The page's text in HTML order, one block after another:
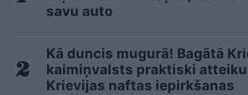
savu auto
Kā duncis mugurā! Bagātā
kaimiņvalsts praktiski
Krievijas naftas iepirkšanas